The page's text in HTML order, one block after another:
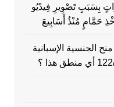
بِسَبَبِ تَصْوِيرِ فِيدْيُو
حَمَّامٍ مُنْذُ أَسَابِيعَ
الجنسية الإسبانية